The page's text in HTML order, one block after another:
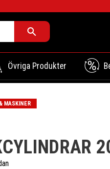
Övriga Produkter
MASKINER